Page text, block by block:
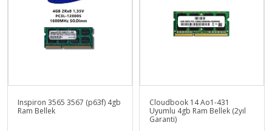
Inspiron 3565 3567 (p63f) 4gb
Ram Bellek
Cloudbook 14 Ao1-431
Uyumlu 4gb Ram Bellek (2yıl
Garanti)